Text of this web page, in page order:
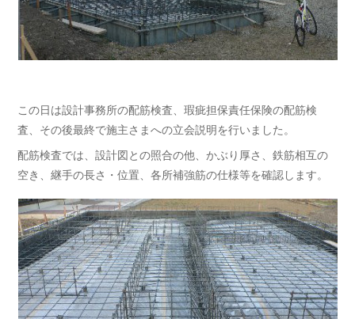
この日は設計事務所の配筋検査、瑕疵担保責任保険の配筋検
査、その後最終で施主さまへの立会説明を行いました。
配筋検査では、設計図との照合の他、かぶり厚さ、鉄筋相互の
空き、継手の長さ・位置、各所補強筋の仕様等を確認します。